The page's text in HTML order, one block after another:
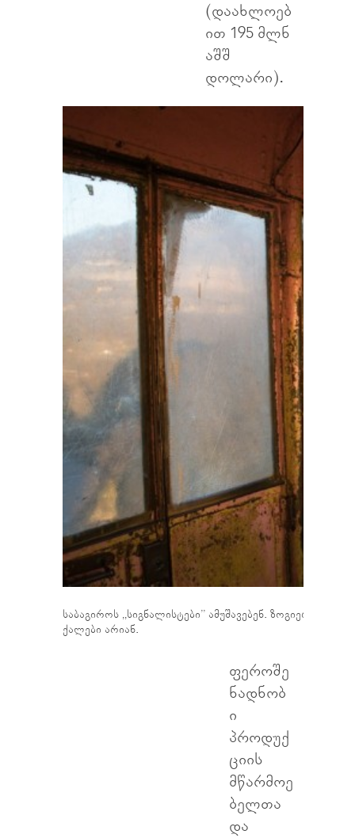
(დაახლოებ
ით 195 მლნ
აშშ
დოლარი).
საბაგიროს ,,სიგნალისტები’’ ამუშავებენ. ზოგიერთ
ქალები არიან.
ფეროშე
ნადნობ
ი
პროდუქ
ციის
მწარმოე
ბელთა
და